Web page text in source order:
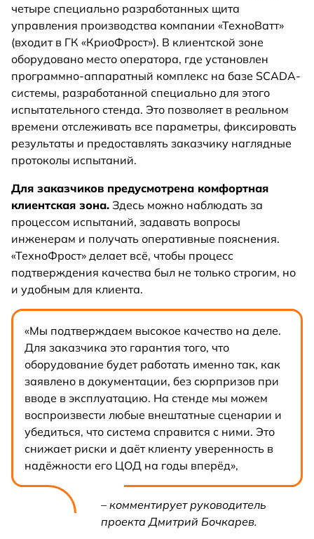
четыре специально разработанных щита
управления производства компании «ТехноВатт»
(входит в ГК «КриоФрост»). В клиентской зоне
оборудовано место оператора, где установлен
программно-аппаратный комплекс на базе SCADA-
системы, разработанной специально для этого
испытательного стенда. Это позволяет в реальном
времени отслеживать все параметры, фиксировать
результаты и предоставлять заказчику наглядные
протоколы испытаний.
Для заказчиков предусмотрена комфортная
клиентская зона. Здесь можно наблюдать за
процессом испытаний, задавать вопросы
инженерам и получать оперативные пояснения.
«ТехноФрост» делает всё, чтобы процесс
подтверждения качества был не только строгим, но
и удобным для клиента.
«Мы подтверждаем высокое качество на деле.
Для заказчика это гарантия того, что
оборудование будет работать именно так, как
заявлено в документации, без сюрпризов при
вводе в эксплуатацию. На стенде мы можем
воспроизвести любые внештатные сценарии и
убедиться, что система справится с ними. Это
снижает риски и даёт клиенту уверенность в
надёжности его ЦОД на годы вперёд»,
– комментирует руководитель
проекта Дмитрий Бочкарев.